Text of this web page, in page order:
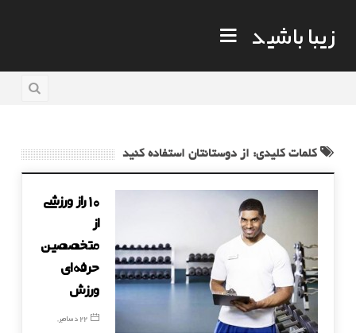
زیبا باشید
کلمات کلیدی: از دوستانتان استفاده کنید
۱۰ راز ورزشی
از
متخصصین
حرفه‌ای
ورزش
22 دسامبر,